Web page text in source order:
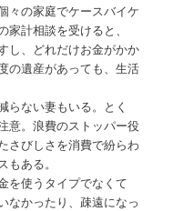
々の家庭でケースバイケ
計相談を受けると、
し、どれだけお金がかか
の遺産があっても、生活
らない妻もいる。とく
意。浪費のストッパー役
さびしさを消費で紛らわ
ある。
を使うタイプでなくて
なかったり、疎遠になっ